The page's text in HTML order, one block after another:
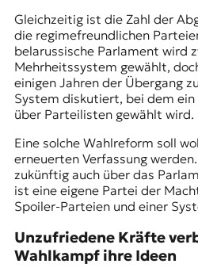
d
i
e
n
k
o
m
e
t
e
n
z
z
u
O
Gleichzeitig ist die Zahl der
die regimefreundlichen
belarussische Parlament wird
Mehrheitssystem gewählt,
einigen Jahren der Übergang
System diskutiert, bei dem
über Parteilisten gewählt wird.
Eine solche Wahlreform soll
erneuerten Verfassung
zukünftig auch über das
ist eine eigene Partei der
Spoiler-Parteienund einer
Unzufriedene Kräfte
Wahlkampf ihre Ideen